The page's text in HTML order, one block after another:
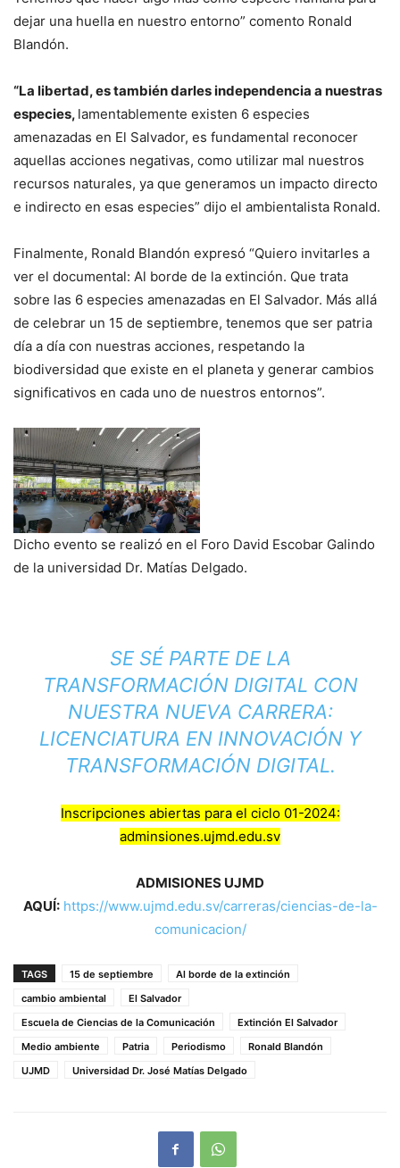
dejar una huella en nuestro entorno” comento Ronald
Blandón.
“La libertad, es también darles independencia a nuestras
especies, lamentablemente existen 6 especies
amenazadas en El Salvador, es fundamental reconocer
aquellas acciones negativas, como utilizar mal nuestros
recursos naturales, ya que generamos un impacto directo
e indirecto en esas especies” dijo el ambientalista Ronald.
Finalmente, Ronald Blandón expresó “Quiero invitarles a
ver el documental: Al borde de la extinción. Que trata
sobre las 6 especies amenazadas en El Salvador. Más allá
de celebrar un 15 de septiembre, tenemos que ser patria
día a día con nuestras acciones, respetando la
biodiversidad que existe en el planeta y generar cambios
significativos en cada uno de nuestros entornos”.
Dicho evento se realizó en el Foro David Escobar Galindo
de la universidad Dr. Matías Delgado.
SE SÉ PARTE DE LA
TRANSFORMACIÓN DIGITAL CON
NUESTRA NUEVA CARRERA:
LICENCIATURA EN INNOVACIÓN Y
TRANSFORMACIÓN DIGITAL.
Inscripciones abiertas para el ciclo 01-2024:
adminsiones.ujmd.edu.sv
ADMISIONES UJMD
AQUÍ: https://www.ujmd.edu.sv/carreras/ciencias-de-la-
comunicacion/
TAGS 15 de septiembre
Al borde de la extinción
cambio ambiental
El Salvador
Escuela de Ciencias de la Comunicación
Extinción El Salvador
Medio ambiente
Patria Periodismo
Ronald Blandón
UJMD
Universidad Dr. José Matías Delgado